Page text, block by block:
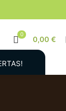
0
0,00 €